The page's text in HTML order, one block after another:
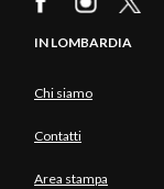
IN LOMBARDIA
Chi siamo
Contatti
Area stampa